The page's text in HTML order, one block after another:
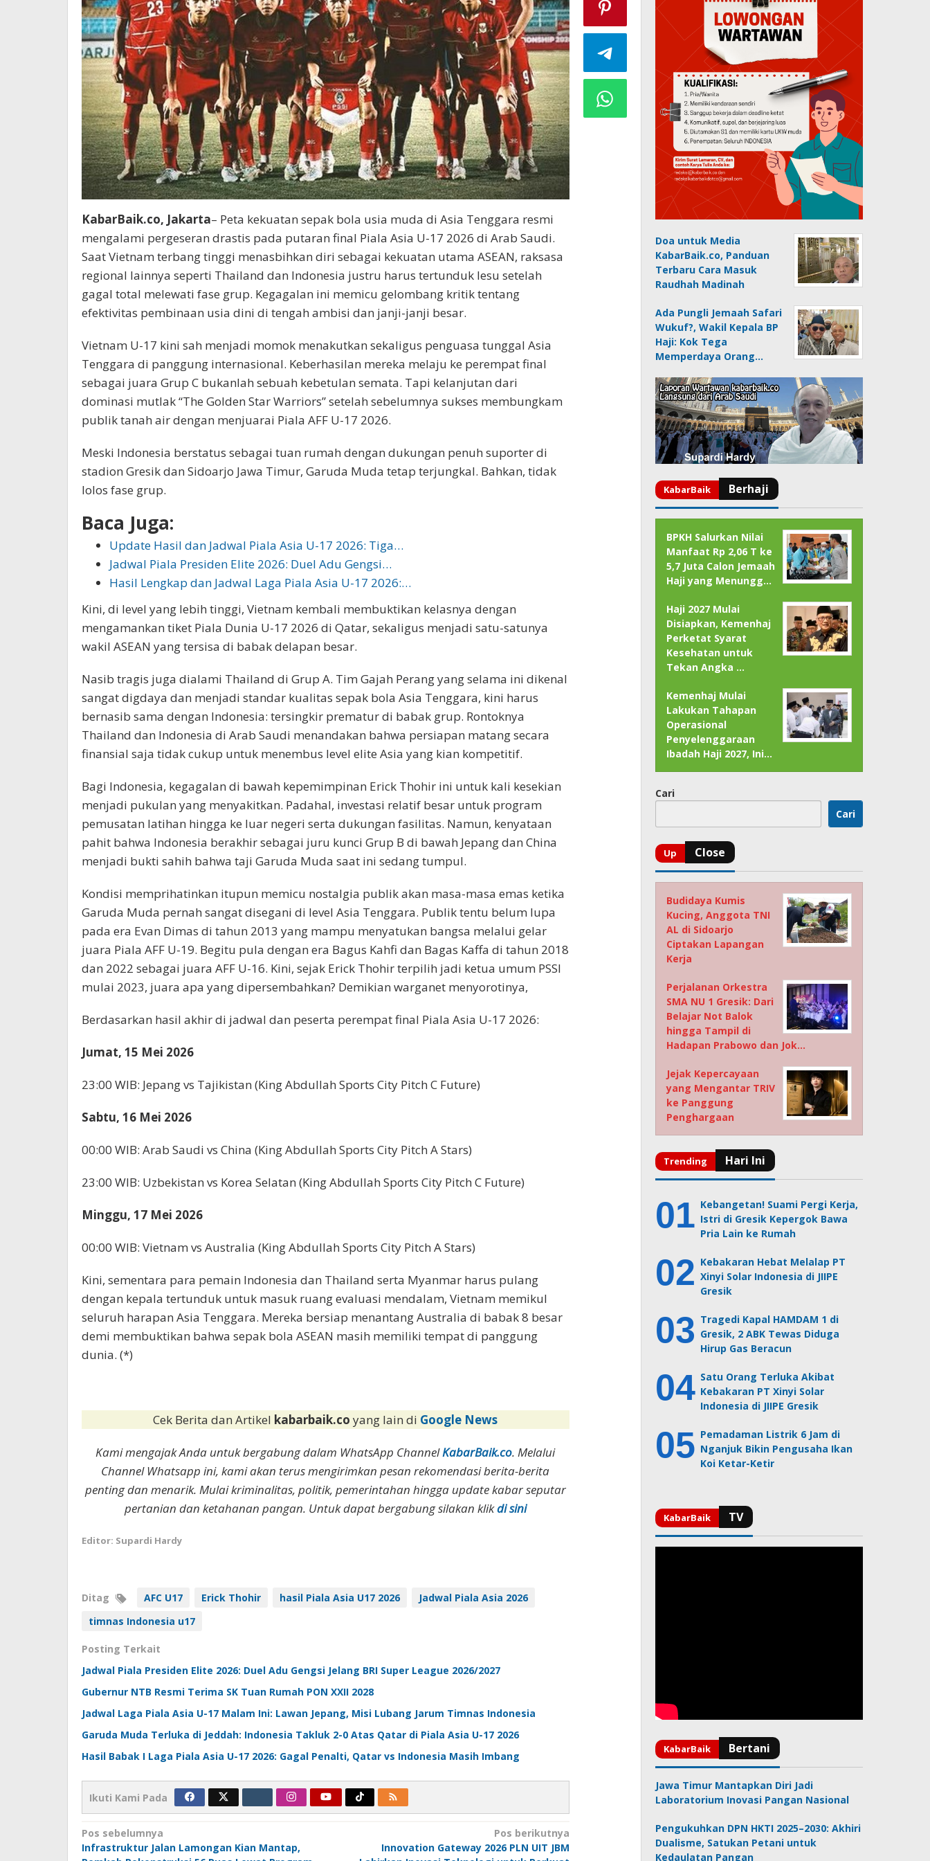
KabarBaik.co, Jakarta– Peta kekuatan sepak bola usia muda di Asia Tenggara resmi
mengalami pergeseran drastis pada putaran final Piala Asia U-17 2026 di Arab Saudi.
Saat Vietnam terbang tinggi menasbihkan diri sebagai kekuatan utama ASEAN, raksasa
regional lainnya seperti Thailand dan Indonesia justru harus tertunduk lesu setelah
gagal total melewati fase grup. Kegagalan ini memicu gelombang kritik tentang
efektivitas pembinaan usia dini di tengah ambisi dan janji-janji besar.
​Vietnam U-17 kini sah menjadi momok menakutkan sekaligus penguasa tunggal Asia
Tenggara di panggung internasional. Keberhasilan mereka melaju ke perempat final
sebagai juara Grup C bukanlah sebuah kebetulan semata. Tapi kelanjutan dari
dominasi mutlak “The Golden Star Warriors” setelah sebelumnya sukses membungkam
publik tanah air dengan menjuarai Piala AFF U-17 2026.
Meski Indonesia berstatus sebagai tuan rumah dengan dukungan penuh suporter di
stadion Gresik dan Sidoarjo Jawa Timur, Garuda Muda tetap terjungkal. Bahkan, tidak
lolos fase grup.
Baca Juga:
Update Hasil dan Jadwal Piala Asia U-17 2026: Tiga…
Jadwal Piala Presiden Elite 2026: Duel Adu Gengsi…
​Hasil Lengkap dan Jadwal Laga Piala Asia U-17 2026:…
Kini, di level yang lebih tinggi, Vietnam kembali membuktikan kelasnya dengan
mengamankan tiket Piala Dunia U-17 2026 di Qatar, sekaligus menjadi satu-satunya
wakil ASEAN yang tersisa di babak delapan besar.
​Nasib tragis juga dialami Thailand di Grup A. Tim Gajah Perang yang selama ini dikenal
sangat digdaya dan menjadi standar kualitas sepak bola Asia Tenggara, kini harus
bernasib sama dengan Indonesia: tersingkir prematur di babak grup. Rontoknya
Thailand dan Indonesia di Arab Saudi menandakan bahwa persiapan matang secara
finansial saja tidak cukup untuk menembus level elite Asia yang kian kompetitif.
Bagi Indonesia, kegagalan di bawah kepemimpinan Erick Thohir ini untuk kali kesekian
menjadi pukulan yang menyakitkan. Padahal, investasi relatif besar untuk program
pemusatan latihan hingga ke luar negeri serta dukungan fasilitas. Namun, kenyataan
pahit bahwa Indonesia berakhir sebagai juru kunci Grup B di bawah Jepang dan China
menjadi bukti sahih bahwa taji Garuda Muda saat ini sedang tumpul.
​Kondisi memprihatinkan itupun memicu nostalgia publik akan masa-masa emas ketika
Garuda Muda pernah sangat disegani di level Asia Tenggara. Publik tentu belum lupa
pada era Evan Dimas di tahun 2013 yang mampu menyatukan bangsa melalui gelar
juara Piala AFF U-19. Begitu pula dengan era Bagus Kahfi dan Bagas Kaffa di tahun 2018
dan 2022 sebagai juara AFF U-16. Kini, sejak Erick Thohir terpilih jadi ketua umum PSSI
mulai 2023, juara apa yang dipersembahkan? Demikian warganet menyorotinya,
​Berdasarkan hasil akhir di jadwal dan peserta perempat final Piala Asia U-17 2026:
Jumat, 15 Mei 2026
​23:00 WIB: Jepang vs Tajikistan (King Abdullah Sports City Pitch C Future)
Sabtu, 16 Mei 2026
00:00 WIB: Arab Saudi vs China (King Abdullah Sports City Pitch A Stars)
​23:00 WIB: Uzbekistan vs Korea Selatan (King Abdullah Sports City Pitch C Future)
Minggu, 17 Mei 2026
00:00 WIB: Vietnam vs Australia (King Abdullah Sports City Pitch A Stars)
​Kini, sementara para pemain Indonesia dan Thailand serta Myanmar harus pulang
dengan kepala tertunduk untuk masuk ruang evaluasi mendalam, Vietnam memikul
seluruh harapan Asia Tenggara. Mereka bersiap menantang Australia di babak 8 besar
demi membuktikan bahwa sepak bola ASEAN masih memiliki tempat di panggung
dunia. (*)
Cek Berita dan Artikel kabarbaik.coyang lain di Google News
Kami mengajak Anda untuk bergabung dalam WhatsApp ChannelKabarBaik.co. Melalui
Channel Whatsapp ini, kami akan terus mengirimkan pesan rekomendasi berita-berita
penting dan menarik. Mulai kriminalitas, politik, pemerintahan hingga update kabar seputar
pertanian dan ketahanan pangan. Untuk dapat bergabung silakan klikdi sini
Editor: Supardi Hardy
Ditag AFC U17 Erick Thohir hasil Piala Asia U17 2026
Jadwal Piala Asia 2026
timnas Indonesia u17
Posting Terkait
Jadwal Piala Presiden Elite 2026: Duel Adu Gengsi Jelang BRI Super League 2026/2027
Gubernur NTB Resmi Terima SK Tuan Rumah PON XXII 2028
Jadwal Laga Piala Asia U-17 Malam Ini: Lawan Jepang, Misi Lubang Jarum Timnas Indonesia
Garuda Muda Terluka di Jeddah: Indonesia Takluk 2-0 Atas Qatar di Piala Asia U-17 2026
Hasil Babak I Laga Piala Asia U-17 2026: Gagal Penalti, Qatar vs Indonesia Masih Imbang
Ikuti Kami Pada
Navigasi
pos
Pos sebelumnya
Infrastruktur Jalan Lamongan Kian Mantap,
Pos berikutnya
Innovation Gateway 2026 PLN UIT JBM
Doa untuk Media
KabarBaik.co, Panduan
Terbaru Cara Masuk
Raudhah Madinah
Ada Pungli Jemaah Safari
Wukuf?, Wakil Kepala BP
Haji: Kok Tega
Memperdaya Orang…
BPKH Salurkan Nilai
Manfaat Rp 2,06 T ke
5,7 Juta Calon Jemaah
Haji yang Menungg…
Haji 2027 Mulai
Disiapkan, Kemenhaj
Perketat Syarat
Kesehatan untuk
Tekan Angka …
Kemenhaj Mulai
Lakukan Tahapan
Operasional
Penyelenggaraan
Ibadah Haji 2027, Ini…
Cari
Cari
Budidaya Kumis
Kucing, Anggota TNI
AL di Sidoarjo
Ciptakan Lapangan
Kerja
Perjalanan Orkestra
SMA NU 1 Gresik: Dari
Belajar Not Balok
hingga Tampil di
Hadapan Prabowo dan Jok…
Jejak Kepercayaan
yang Mengantar TRIV
ke Panggung
Penghargaan
Kebangetan! Suami Pergi Kerja,
Istri di Gresik Kepergok Bawa
Pria Lain ke Rumah
Kebakaran Hebat Melalap PT
Xinyi Solar Indonesia di JIIPE
Gresik
Tragedi Kapal HAMDAM 1 di
Gresik, 2 ABK Tewas Diduga
Hirup Gas Beracun
Satu Orang Terluka Akibat
Kebakaran PT Xinyi Solar
Indonesia di JIIPE Gresik
Pemadaman Listrik 6 Jam di
Nganjuk Bikin Pengusaha Ikan
Koi Ketar-Ketir
Jawa Timur Mantapkan Diri Jadi
Laboratorium Inovasi Pangan Nasional
Pengukuhkan DPN HKTI 2025–2030: Akhiri
Dualisme, Satukan Petani untuk
Kedaulatan Pangan